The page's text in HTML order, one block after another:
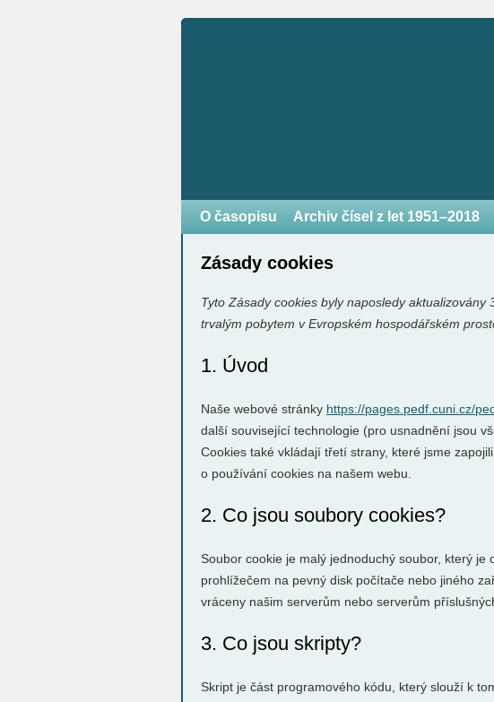
O časopisu Archiv čísel z let 1951–2018
Zásady cookies
Tyto Zásady cookies byly naposledy
trvalým pobytem v Evropském hospodářském
1. Úvod
Naše webové stránky https://pages.pedf.cuni.cz/
další související technologie (pro usnadnění jsou
Cookies také vkládají třetí strany, které jsme
o používání cookies na našem webu.
2. Co jsou soubory cookies?
Soubor cookie je malý jednoduchý soubor, který
prohlížečem na pevný disk počítače nebo jiného
vráceny našim serverům nebo serverům
3. Co jsou skripty?
Skript je část programového kódu, který slouží k